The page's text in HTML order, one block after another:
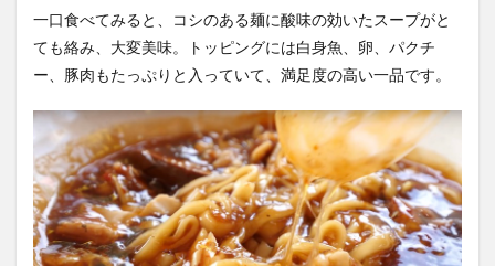
方・
アク
セス
一口食べてみると、コシのある麺に酸味の効いたスープがと
ても絡み、大変美味。トッピングには白身魚、卵、パクチ
ー、豚肉もたっぷりと入っていて、満足度の高い一品です。